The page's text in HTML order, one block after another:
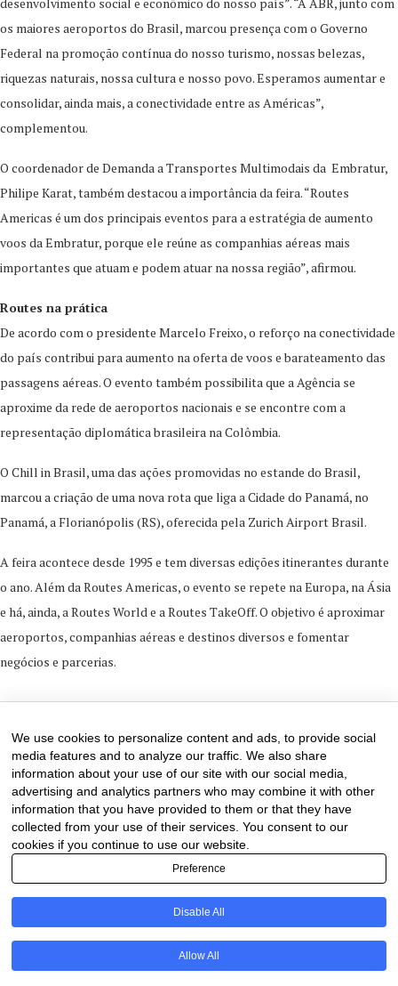
os maiores aeroportos do Brasil, marcou presença com o Governo
Federal na promoção contínua do nosso turismo, nossas belezas,
riquezas naturais, nossa cultura e nosso povo. Esperamos aumentar e
consolidar, ainda mais, a conectividade entre as Américas”,
complementou.
O coordenador de Demanda a Transportes Multimodais da Embratur,
Philipe Karat, também destacou a importância da feira. “Routes
Americas é um dos principais eventos para a estratégia de aumento
voos da Embratur, porque ele reúne as companhias aéreas mais
importantes que atuam e podem atuar na nossa região”, afirmou.
Routes na prática
De acordo com o presidente Marcelo Freixo, o reforço na conectividade
do país contribui para aumento na oferta de voos e barateamento das
passagens aéreas. O evento também possibilita que a Agência se
aproxime da rede de aeroportos nacionais e se encontre com a
representação diplomática brasileira na Colômbia.
O Chill in Brasil, uma das ações promovidas no estande do Brasil,
marcou a criação de uma nova rota que liga a Cidade do Panamá, no
Panamá, a Florianópolis (RS), oferecida pela Zurich Airport Brasil.
A feira acontece desde 1995 e tem diversas edições itinerantes durante
o ano. Além da Routes Americas, o evento se repete na Europa, na Ásia
e há, ainda, a Routes World e a Routes TakeOff. O objetivo é aproximar
aeroportos, companhias aéreas e destinos diversos e fomentar
negócios e parcerias.
We use cookies to personalize content and ads, to provide social
media features and to analyze our traffic. We also share
information about your use of our site with our social media,
advertising and analytics partners who may combine it with other
information that you have provided to them or that they have
collected from your use of their services. You consent to our
cookies if you continue to use our website.
Preference
Disable All
Allow All